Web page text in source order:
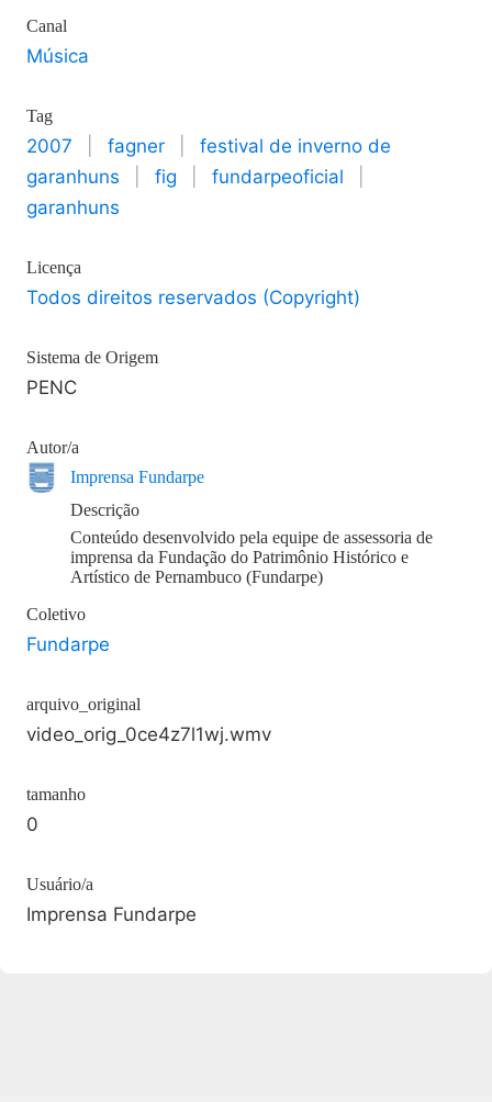
Canal
Música
Tag
2007 fagner
festival de inverno de
garanhuns
fig fundarpeoficial
garanhuns
Licença
Todos direitos reservados (Copyright)
Sistema de Origem
PENC
Autor/a
Imprensa Fundarpe
Descrição
Conteúdo desenvolvido pela equipe de assessoria de
imprensa da Fundação do Patrimônio Histórico e
Artístico de Pernambuco (Fundarpe)
Coletivo
Fundarpe
arquivo_original
video_orig_0ce4z7l1wj.wmv
tamanho
0
Usuário/a
Imprensa Fundarpe